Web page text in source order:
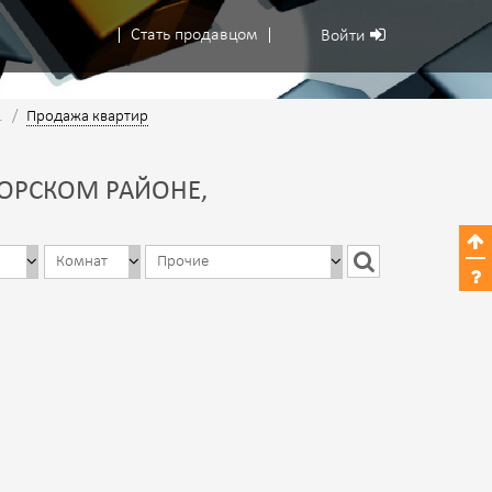
Стать продавцом Войти
/ Продажа квартир
РАЙОНЕ,